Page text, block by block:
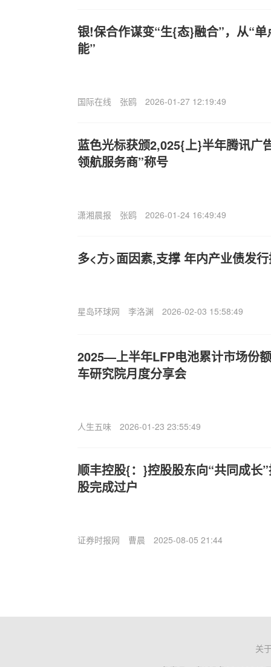
银!保合作谋变“生{态}融合”，从“
能”
国际在线 张鸥 2026-01-27 12:19:49
蓝色光标获颁2,025{上}半年腾讯广
领航服务商”称号
潇湘晨报 张鸥 2026-01-24 16:49:49
多<方>面因素,支撑 年内产业债发
星岛环球网 李洛渊 2026-02-03 15:58:49
2025—上半年LFP电池累计市场份
车研究院月度分享会
人生五味 2026-01-23 23:55:49
顺丰控股{：}控股股东向“共同成长
股完成过户
证券时报网 曹晨 2025-08-05 21:44
关